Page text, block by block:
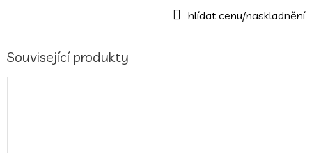
Související produkty